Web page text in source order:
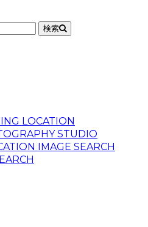
検索
LOCATION
STUDIO
IMAGE SEARCH